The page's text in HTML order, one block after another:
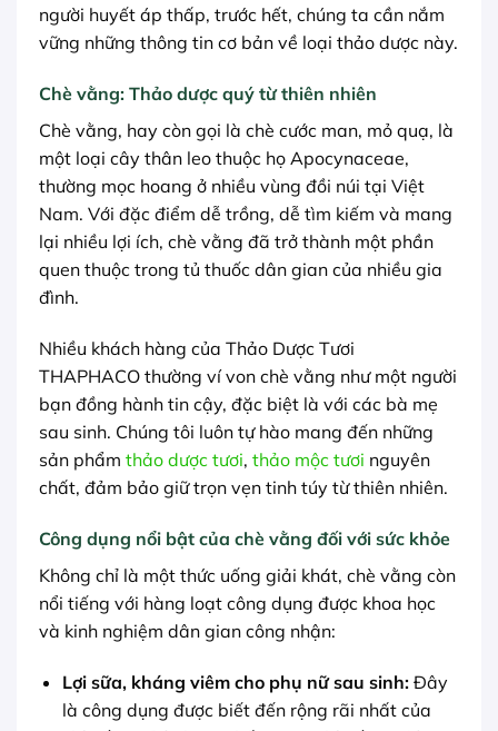
người huyết áp thấp, trước hết, chúng ta cần nắm
vững những thông tin cơ bản về loại thảo dược này.
Chè vằng: Thảo dược quý từ thiên nhiên
Chè vằng, hay còn gọi là chè cước man, mỏ quạ, là
một loại cây thân leo thuộc họ Apocynaceae,
thường mọc hoang ở nhiều vùng đồi núi tại Việt
Nam. Với đặc điểm dễ trồng, dễ tìm kiếm và mang
lại nhiều lợi ích, chè vằng đã trở thành một phần
quen thuộc trong tủ thuốc dân gian của nhiều gia
đình.
Nhiều khách hàng của Thảo Dược Tươi
THAPHACO thường ví von chè vằng như một người
bạn đồng hành tin cậy, đặc biệt là với các bà mẹ
sau sinh. Chúng tôi luôn tự hào mang đến những
sản phẩm thảo dược tươi, thảo mộc tươi nguyên
chất, đảm bảo giữ trọn vẹn tinh túy từ thiên nhiên.
Công dụng nổi bật của chè vằng đối với sức khỏe
Không chỉ là một thức uống giải khát, chè vằng còn
nổi tiếng với hàng loạt công dụng được khoa học
và kinh nghiệm dân gian công nhận:
Lợi sữa, kháng viêm cho phụ nữ sau sinh:Đây
là công dụng được biết đến rộng rãi nhất của